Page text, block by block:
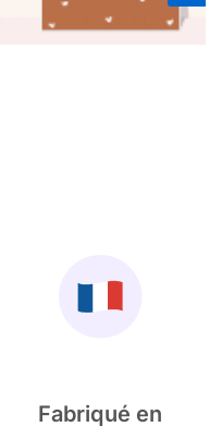
Fabriqué en